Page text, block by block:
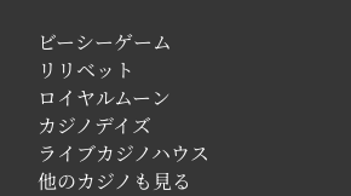
ビーシーゲーム
リリベット
ロイヤルムーン
カジノデイズ
ライブカジノハウス
他のカジノも見る